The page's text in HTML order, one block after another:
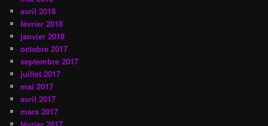
avril 2018
février 2018
janvier 2018
octobre 2017
septembre 2017
juillet 2017
mai 2017
avril 2017
mars 2017